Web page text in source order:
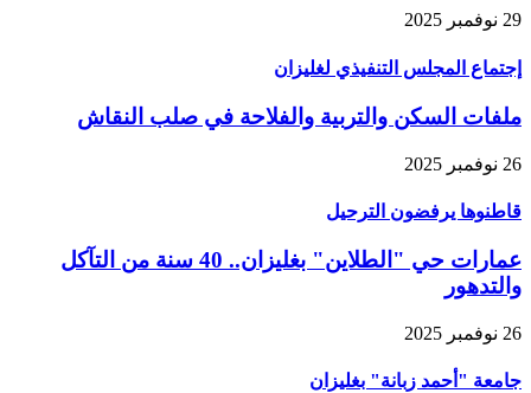
29 نوفمبر 2025
إجتماع المجلس التنفيذي لغليزان
ملفات السكن والتربية والفلاحة في صلب النقاش
26 نوفمبر 2025
قاطنوها يرفضون الترحيل
عمارات حي "الطلاين" بغليزان.. 40 سنة من التآكل
والتدهور
26 نوفمبر 2025
جامعة "أحمد زبانة" بغليزان